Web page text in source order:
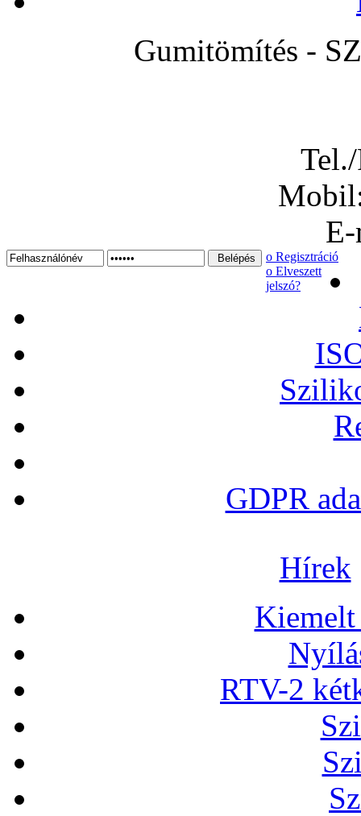
Gumitömítés -
ο Regisztráció
ο Elveszett
jelszó?
GDPR
Hírek
RTV-2